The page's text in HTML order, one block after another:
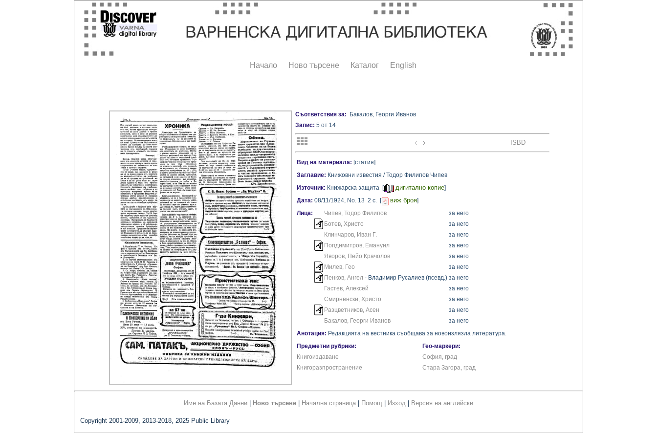
Начало Ново търсене Каталог English
Съответствия за: Бакалов, Георги Иванов
Запис: 5 от 14
ISBD
Вид на материала: [статия]
Заглавие: Книжовни известия / Тодор Филипов Чипев
Източник: Книжарска защита [ дигитално копие]
Дата: 08/11/1924, No. 13 2 с. [ виж броя]
Лица:
Чипев, Тодор Филипов
за него
Ботев, Христо
за него
Клинчаров, Иван Г.
за него
Попдимитров, Емануил
за него
Яворов, Пейо Крачолов
за него
Милев, Гео
за него
Пенков, Ангел - Владимир Русалиев (псевд.) за него
Гастев, Алексей
за него
Смирненски, Христо
за него
Разцветников, Асен
за него
Бакалов, Георги Иванов
за него
Анотация: Редакцията на вестника съобщава за новоизлязла литература.
Предметни рубрики:
Книгоиздаване
Книгоразпространение
Гео-маркери:
София, град
Стара Загора, град
Име на Базата Данни Ново търсене Начална страница Помощ Изход Версия на английски
Copyright 2001-2009, 2013-2018, 2025 Public Library